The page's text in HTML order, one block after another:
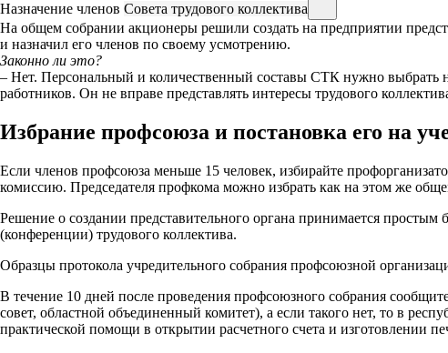
Назначение членов Совета трудового коллектива
На общем собрании акционеры решили создать на предприятии
и назначил его членов по своему усмотрению.
Законно ли это?
– Нет. Персональный и количественный составы СТК нужно выбрать
работников. Он не вправе представлять интересы трудового
Избрание профсоюза и постановка его на
Если членов профсоюза меньше 15 человек, избирайте
комиссию. Председателя профкома можно избрать как на этом же
Решение о создании представительного органа принимается
(конференции) трудового коллектива.
Образцы протокола учредительного собрания профсоюзной
В течение 10 дней после проведения профсоюзного собрания
совет, областной объединенный комитет), а если такого нет, то в
практической помощи в открытии расчетного счета и изготовлении